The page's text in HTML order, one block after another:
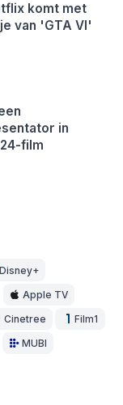
komt met
van 'GTA VI'
in
film
Disney+
Apple TV
Cinetree Film1
MUBI